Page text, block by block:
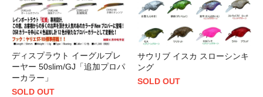
ディスプラウト イーグルプレ
ーヤー 50slim/GJ「追加プロパ
ーカラー」
SOLD OUT
サウリブ イスカ スローシンキ
ング
SOLD OUT